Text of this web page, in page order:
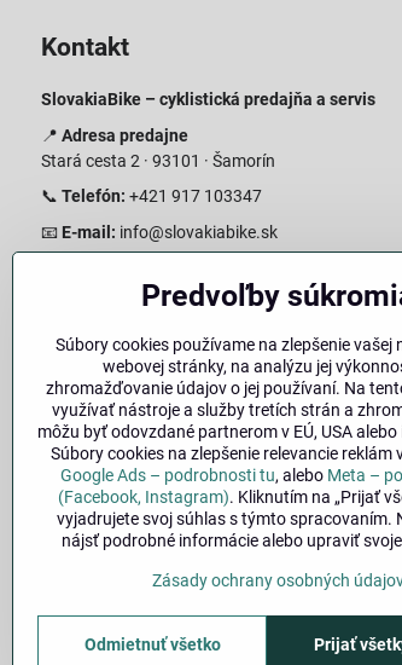
Kontakt
SlovakiaBike – cyklistická predajňa a servis
📍 Adresa predajne
Stará cesta 2 · 93101 · Šamorín
📞 Telefón: +421 917 103347
📧 E-mail: info@slovakiabike.sk
Pondelok–Piatok: 08:00–17:00 Streda 08:00-
Nedeľa: Zatvorené
👉Zobraziť predajňu na mape(Google Maps
Predvoľby
Súbory cookies používame na zlepšenie vašej
webovej stránky, na analýzu jej
zhromažďovanie údajov o jej používaní. Na
využívať nástroje a služby tretích strán a
môžu byť odovzdané partnerom v EÚ, USA
Súbory cookies na zlepšenie relevancie reklám
Google Ads – podrobnosti tu, alebo Meta –
(Facebook, Instagram). Kliknutím na „Prijať
vyjadrujete svoj súhlas s týmto spracovaním.
nájsť podrobné informácie alebo upraviť
Zásady ochrany osobných
Prijať
Odmietnuť všetko